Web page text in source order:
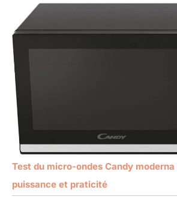
Test du micro-ondes Candy moderna
puissance et praticité